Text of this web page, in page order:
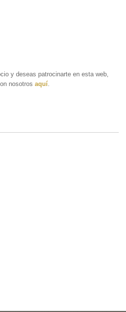
y deseas patrocinarte en esta web,
nosotros aquí